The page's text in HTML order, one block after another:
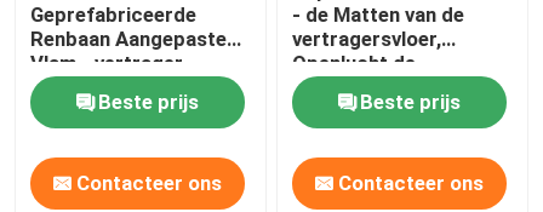
Geprefabriceerde
Renbaan Aangepaste
Vlam - vertrager
Beste prijs
Contacteer ons
- de Matten van de
vertragersvloer,
Openlucht de
Baangebruik van
Spooroppervlakten
Beste prijs
Contacteer ons